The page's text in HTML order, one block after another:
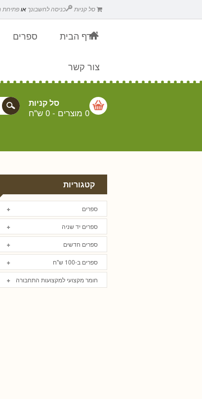
סל קניות כניסה לחשבונך אופתיחת
דף הבית ספרים
צור קשר
סל קניות
0 מוצרים - 0 ש"ח
קטגוריות
ספרים
ספרים יד שניה
ספרים חדשים
ספרים ב-100 ש"ח
חומר מקצועי למקצועות התחבורה